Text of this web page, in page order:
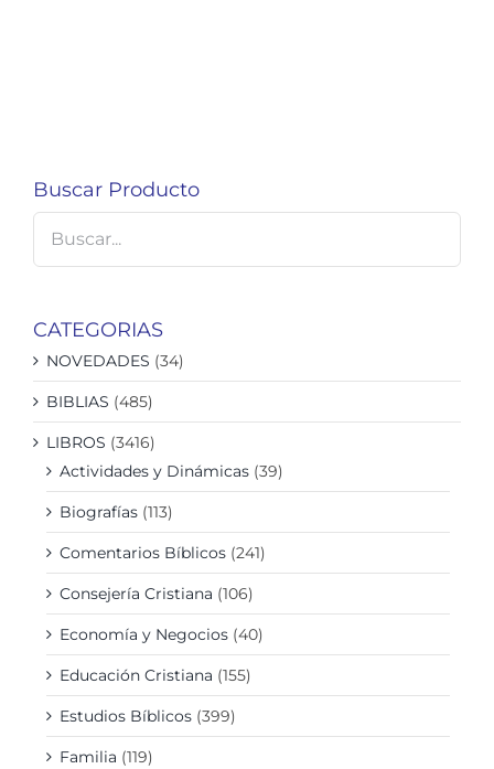
Buscar Producto
CATEGORIAS
NOVEDADES (34)
BIBLIAS (485)
LIBROS (3416)
Actividades y Dinámicas (39)
Biografías (113)
Comentarios Bíblicos (241)
Consejería Cristiana (106)
Economía y Negocios (40)
Educación Cristiana (155)
Estudios Bíblicos (399)
Familia (119)